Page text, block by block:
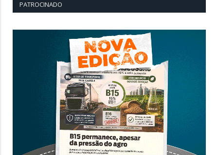
PATROCINADO